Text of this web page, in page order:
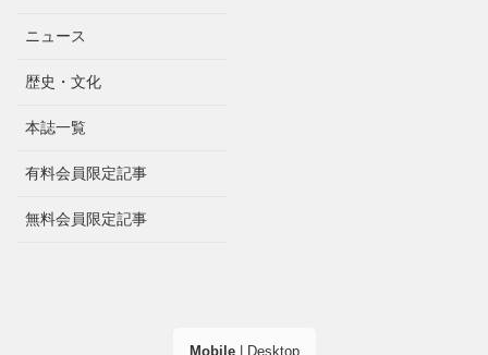
ニュース
歴史・文化
本誌一覧
有料会員限定記事
無料会員限定記事
Mobile| Desktop